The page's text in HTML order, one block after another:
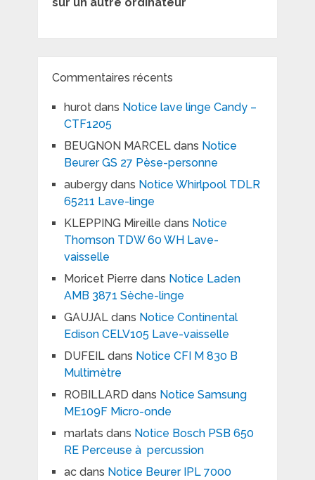
sur un autre ordinateur
Commentaires récents
hurotdans Notice lave linge Candy –
CTF1205
BEUGNON MARCELdans Notice
Beurer GS 27 Pèse-personne
aubergydans Notice Whirlpool TDLR
65211 Lave-linge
KLEPPING Mireille dans Notice
Thomson TDW 60 WH Lave-
vaisselle
Moricet Pierre dans Notice Laden
AMB 3871 Sèche-linge
GAUJALdans Notice Continental
Edison CELV105 Lave-vaisselle
DUFEILdans Notice CFI M 830 B
Multimètre
ROBILLARD dans Notice Samsung
ME109F Micro-onde
marlats dans Notice Bosch PSB 650
RE Perceuse à percussion
acdans Notice Beurer IPL 7000